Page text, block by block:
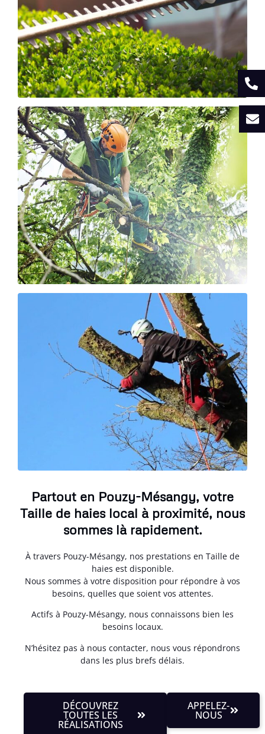
Partout en Pouzy-Mésangy, votre
Taille de haies local à proximité, nous
sommes là rapidement.
À travers Pouzy-Mésangy, nos prestations en Taille de
haies est disponible.
Nous sommes à votre disposition pour répondre à vos
besoins, quelles que soient vos attentes.
Actifs à Pouzy-Mésangy, nous connaissons bien les
besoins locaux.
N’hésitez pas à nous contacter, nous vous répondrons
dans les plus brefs délais.
DÉCOUVREZ
TOUTES LES
RÉALISATIONS
APPELEZ-
NOUS